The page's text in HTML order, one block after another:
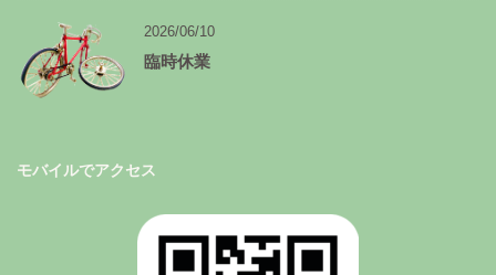
2026/06/10
臨時休業
モバイルでアクセス